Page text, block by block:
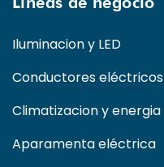
Iluminacion y LED
Conductores eléctricos
Climatizacion y energia
Aparamenta eléctrica